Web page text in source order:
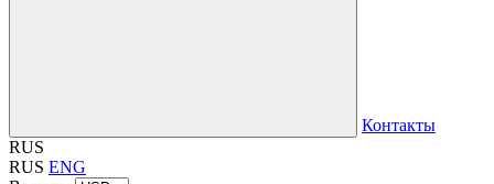
Контакты
RUS
RUS ENG